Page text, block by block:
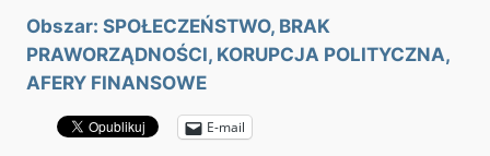
Obszar: SPOŁECZEŃSTWO, BRAK
PRAWORZĄDNOŚCI, KORUPCJA POLITYCZNA,
AFERY FINANSOWE
E-mail